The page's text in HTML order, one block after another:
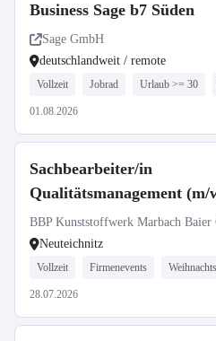
Business Sage b7 Süden
Sage GmbH
deutschlandweit / remote
Vollzeit Jobrad Urlaub >= 30
01.08.2026
Sachbearbeiter/in
Qualitätsmanagement (m/
BBP Kunststoffwerk Marbach Baier
Neuteichnitz
Vollzeit Firmenevents
28.07.2026